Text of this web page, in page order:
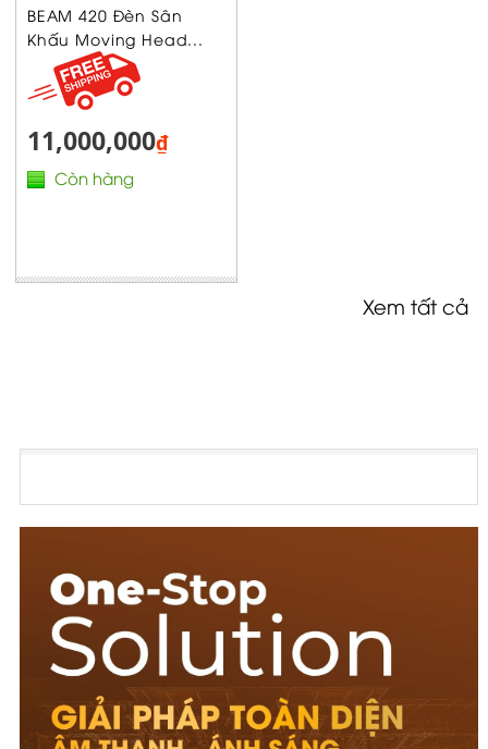
BEAM 420 Đèn Sân
Khấu Moving Head...
11,000,000₫
Còn hàng
Xem tất cả